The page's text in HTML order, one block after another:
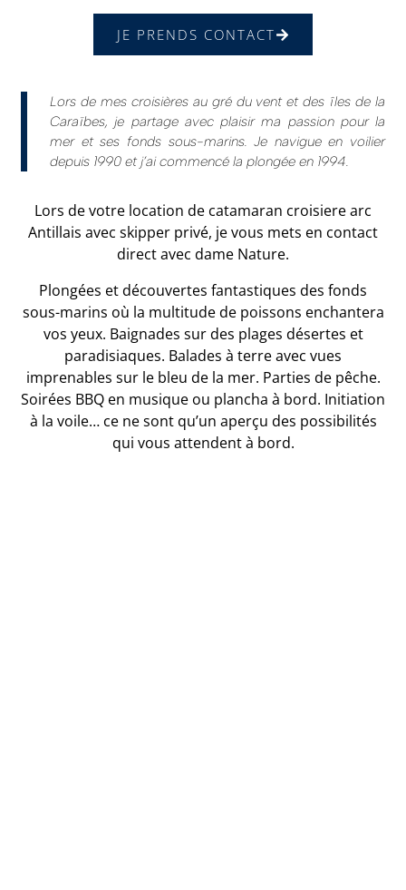
JE PRENDS CONTACT
Lors de mes croisières au gré du vent et des îles de la
Caraïbes, je partage avec plaisir ma passion pour la
mer et ses fonds sous-marins. Je navigue en voilier
depuis 1990 et j’ai commencé la plongée en 1994.
Lors de votre location de catamaran croisiere arc
Antillais avec skipper privé, je vous mets en contact
direct avec dame Nature.
Plongées et découvertes fantastiques des fonds
sous-marins où la multitude de poissons enchantera
vos yeux. Baignades sur des plages désertes et
paradisiaques. Balades à terre avec vues
imprenables sur le bleu de la mer. Parties de pêche.
Soirées BBQ en musique ou plancha à bord. Initiation
à la voile… ce ne sont qu’un aperçu des possibilités
qui vous attendent à bord.